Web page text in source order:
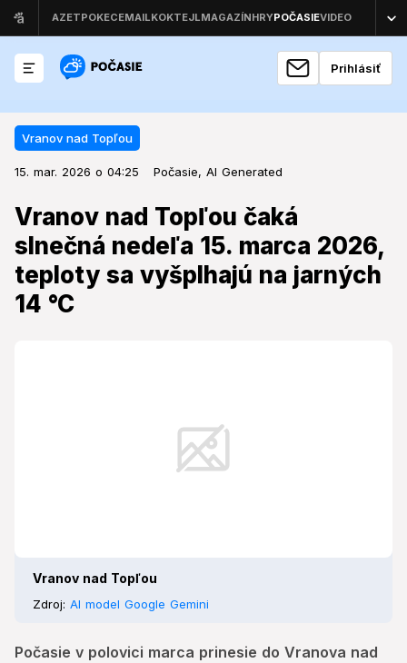
Prihlásiť
Vranov nad Topľou
15. mar. 2026 o 04:25 Počasie, AI Generated
Vranov nad Topľou čaká
slnečná nedeľa 15. marca 2026,
teploty sa vyšplhajú na jarných
14 °C
Vranov nad Topľou
Zdroj: AI model Google Gemini
Počasie v polovici marca prinesie do Vranova nad
Vranov nad Topľou
Vranov nad Topľou čaká slnečná
nedeľa 15. marca 2026, teploty sa
vyšplhajú na jarných 14 °C
Počasie v polovici marca prinesie do Vranova nad
Topľou prekvapivo jarné hodnoty, ktoré budú lákať na
pobyt v prírode.